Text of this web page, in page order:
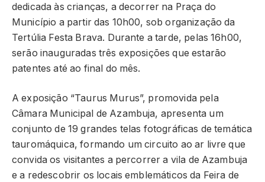
dedicada às crianças, a decorrer na Praça do
Município a partir das 10h00, sob organização da
Tertúlia Festa Brava. Durante a tarde, pelas 16h00,
serão inauguradas três exposições que estarão
patentes até ao final do mês.
A exposição “Taurus Murus”, promovida pela
Câmara Municipal de Azambuja, apresenta um
conjunto de 19 grandes telas fotográficas de temática
tauromáquica, formando um circuito ao ar livre que
convida os visitantes a percorrer a vila de Azambuja
e a redescobrir os locais emblemáticos da Feira de